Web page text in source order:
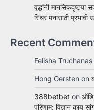
वृद्धांनी
स्थिर मनासाठी प्रभावी
Recent
Felisha Truchanas
Hong Gersten on
388betbet on
परिणाम: विज्ञान काय